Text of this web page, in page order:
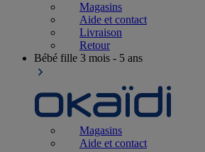
Magasins
Aide et contact
Livraison
Retour
Bébé fille 3 mois - 5 ans
Magasins
Aide et contact